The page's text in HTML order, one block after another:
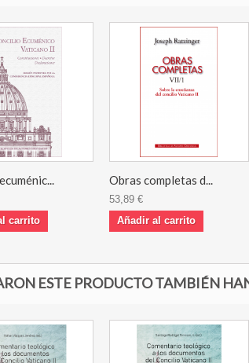
carrito
Obras completas d...
53,89 €
Añadir al carrito
ESTE PRODUCTO TAMBIÉN